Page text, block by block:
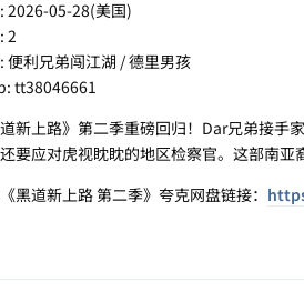
2026-05-28(美国)
2
便利兄弟闯江湖 / 德里男孩
tt38046661
道新上路》第二季重磅回归！Dar兄弟接
要应对虎视眈眈的地区检察官。这部南亚
黑道新上路 第二季》夸克网盘链接：